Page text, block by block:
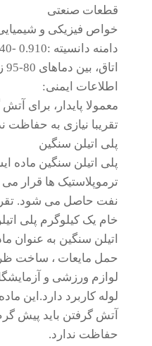
قطعات صنعتی
خواص فیزیکی و
اتاق، بین دماهای 80-95 زمان کوتاهی پایدار است.
اطلاعات ایمنی:
معمولا پایدار، برای
تقریبا نیازی به حفاظت
پلی اتیلن سنگین
پلی اتیلن سنگین ماده
ترموپلاستیک ها قرار می
خام یک کیلوگرم پلی
اتیلن سنگین به عنوان
حمل مایعات ، ساخت
لوازم ورزشی و
لوله کاربرد دارد.این
آتش گرفتن باید پیش
حفاظت ندارد.